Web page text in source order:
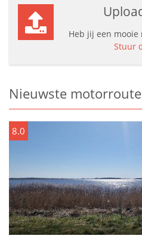
Heb jij een mooie
Stuur
Nieuwste
8.0